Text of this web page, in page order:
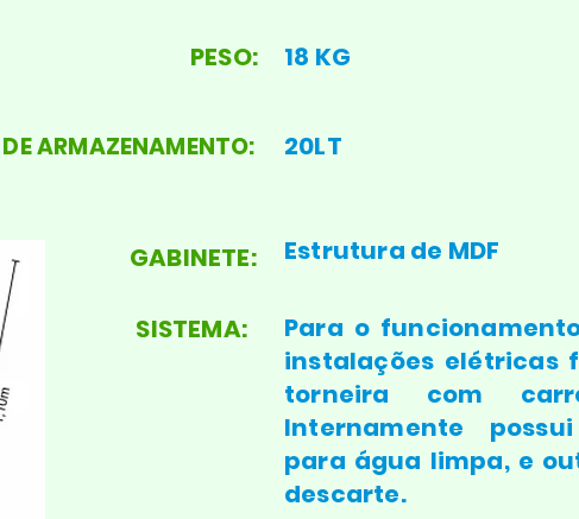
PESO: 18 KG
ARMAZENAMENTO: 20LT
GABINETE: Estrutura de MDF
SISTEMA:
Para o
instalações elétricas
torneira com
Internamente
para água limpa, e
descarte.